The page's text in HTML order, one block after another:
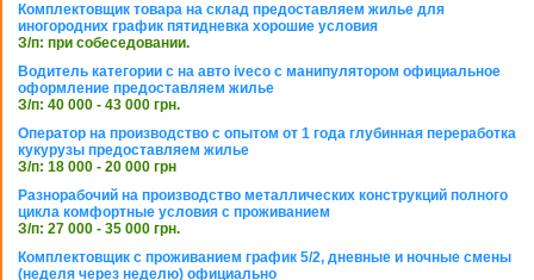
Комплектовщик товара на склад предоставляем жилье для
иногородних график пятидневка хорошие условия
З/п: при собеседовании.
Водитель категории с на авто iveco с манипулятором официальное
оформление предоставляем жилье
З/п: 40 000 - 43 000 грн.
Оператор на производство с опытом от 1 года глубинная переработка
кукурузы предоставляем жилье
З/п: 18 000 - 20 000 грн
Разнорабочий на производство металлических конструкций полного
цикла комфортные условия с проживанием
З/п: 27 000 - 35 000 грн.
Комплектовщик с проживанием график 5/2, дневные и ночные смены
(неделя через неделю) официально